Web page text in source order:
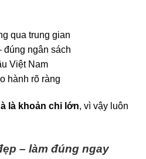
qua trung gian
đúng ngân sách
Việt Nam
hành rõ ràng
là khoản chi lớn, vì vậy luôn
– làm đúng ngay